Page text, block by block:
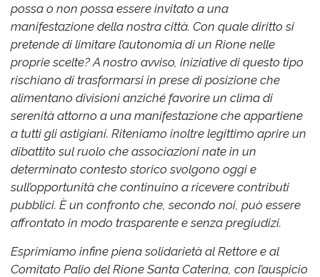
possa o non possa essere invitato a una
manifestazione della nostra città. Con quale diritto si
pretende di limitare l’autonomia di un Rione nelle
proprie scelte? A nostro avviso, iniziative di questo tipo
rischiano di trasformarsi in prese di posizione che
alimentano divisioni anziché favorire un clima di
serenità attorno a una manifestazione che appartiene
a tutti gli astigiani. Riteniamo inoltre legittimo aprire un
dibattito sul ruolo che associazioni nate in un
determinato contesto storico svolgono oggi e
sull’opportunità che continuino a ricevere contributi
pubblici. È un confronto che, secondo noi, può essere
affrontato in modo trasparente e senza pregiudizi.
Esprimiamo infine piena solidarietà al Rettore e al
Comitato Palio del Rione Santa Caterina, con l’auspicio